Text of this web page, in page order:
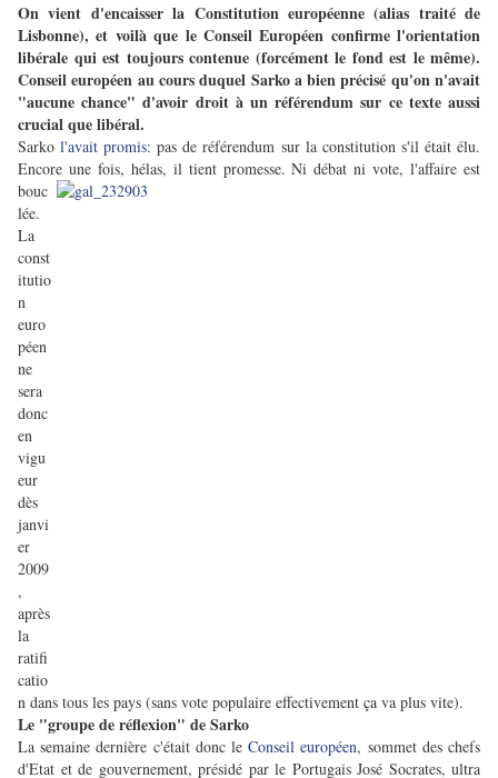
On vient d'encaisser la Constitution européenne (alias traité de
Lisbonne), et voilà que le Conseil Européen confirme l'orientation
libérale qui est toujours contenue (forcément le fond est le même).
Conseil européen au cours duquel Sarko a bien précisé qu'on n'avait
"aucune chance" d'avoir droit à un référendum sur ce texte aussi
crucial que libéral.
Sarkol'avait promis: pas de référendum sur la constitution s'il était élu.
Encore une fois, hélas, il tient promesse. Nidébat ni vote, l'affaire est
bouc
lée.
La
const
itutio
n
euro
péen
ne
sera
donc
en
vigu
eur
dès
janvi
er
2009
,
après
la
ratifi
catio
n dans tous les pays (sans vote populaire effectivement ça va plus vite).
Le "groupe de réflexion" de Sarko
La semaine dernière c'était donc leConseil européen, sommet des chefs
d'Etat et de gouvernement, présidé par le Portugais José Socrates, ultra